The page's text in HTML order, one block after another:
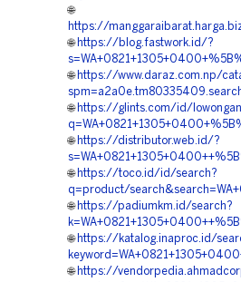
🌐
https://
🌐 https://blog.fastwork.id/?
🌐 https://www.daraz.com.np/
🌐 https://glints.com/id/
🌐 https://distributor.web.id/?
🌐 https://toco.id/id/search?
q=product/
🌐 https://padiumkm.id/search?
🌐 https://katalog.inaproc.id/
🌐 https://